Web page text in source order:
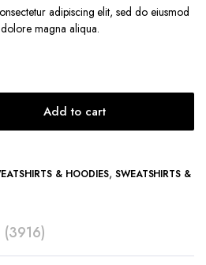
adipiscing elit, sed do eiusmod
magna aliqua.
Add to cart
& HOODIES, SWEATSHIRTS &
(3916)